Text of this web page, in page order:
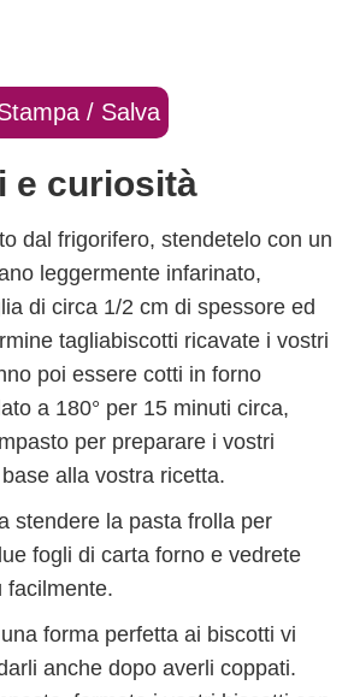
/ Salva
e curiosità
dal frigorifero, stendetelo con un
leggermente infarinato,
di circa 1/2 cm di spessore ed
tagliabiscotti ricavate i vostri
poi essere cotti in forno
a 180° per 15 minuti circa,
per preparare i vostri
alla vostra ricetta.
stendere la pasta frolla per
fogli di carta forno e vedrete
facilmente.
forma perfetta ai biscotti vi
anche dopo averli coppati.